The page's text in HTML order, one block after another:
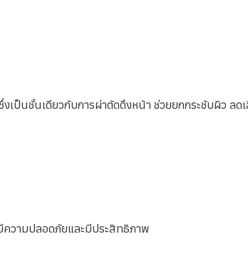
นชั้นเดียวกับการผ่าตัดดึงหน้า ช่วยยกกระชับผิว ลด
ความปลอดภัยและมีประสิทธิภาพ